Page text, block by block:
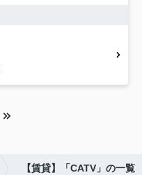
【賃貸】「CATV」の一覧